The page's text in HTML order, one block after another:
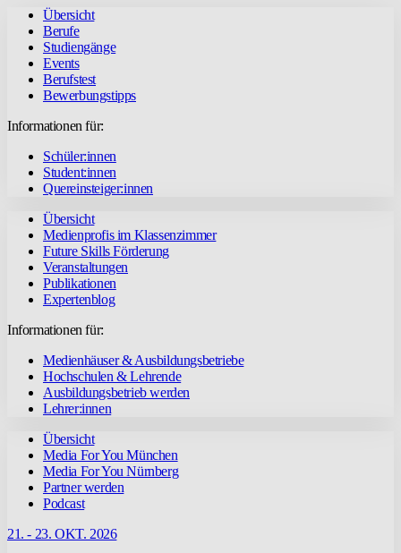
Übersicht
Berufe
Studiengänge
Events
Berufstest
Bewerbungstipps
Informationen für:
Schüler:innen
Student:innen
Quereinsteiger:innen
Übersicht
Medienprofis im Klassenzimmer
Future Skills Förderung
Veranstaltungen
Publikationen
Expertenblog
Informationen für:
Medienhäuser & Ausbildungsbetriebe
Hochschulen & Lehrende
Ausbildungsbetrieb werden
Lehrer:innen
Übersicht
Media For You München
Media For You Nürnberg
Partner werden
Podcast
21. - 23. OKT. 2026